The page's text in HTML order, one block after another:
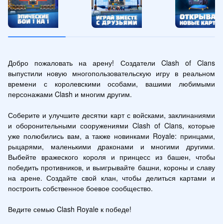
Добро пожаловать на арену! Создатели Clash of Clans
выпустили новую многопользовательскую игру в реальном
времени с королевскими особами, вашими любимыми
персонажами Clash и многим другим.
Соберите и улучшите десятки карт с войсками, заклинаниями
и оборонительными сооружениями Clash of Clans, которые
уже полюбились вам, а также новинками Royale: принцами,
рыцарями, маленькими драконами и многими другими.
Выбейте вражеского короля и принцесс из башен, чтобы
победить противников, и выигрывайте башни, короны и славу
на арене. Создайте свой клан, чтобы делиться картами и
построить собственное боевое сообщество.
Ведите семью Clash Royale к победе!